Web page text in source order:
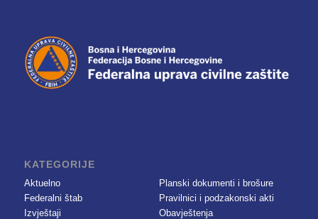
KATEGORIJE
Aktuelno
Federalni štab
Izvještaji
Planski dokumenti i brošure
Pravilnici i podzakonski akti
Obavještenja